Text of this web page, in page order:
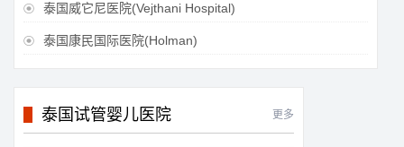
 泰国威它尼医院(Vejthani Hospital)
 泰国康民国际医院(Holman)
泰国试管婴儿医院 更多